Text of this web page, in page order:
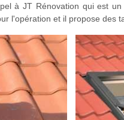
à JT Rénovation qui est
l'opération et il propose des